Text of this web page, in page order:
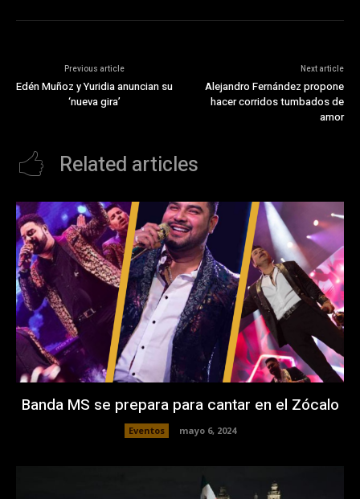
Previous article
Edén Muñoz y Yuridia anuncian su
‘nueva gira’
Next article
Alejandro Fernández propone
hacer corridos tumbados de
amor
Related articles
Banda MS se prepara para cantar en el Zócalo
Eventos mayo 6, 2024